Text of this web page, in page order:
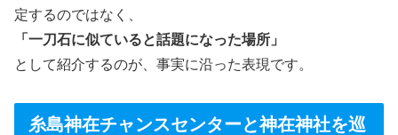
定するのではなく、
「一刀石に似ていると話題になった場所」
として紹介するのが、事実に沿った表現です。
糸島神在チャンスセンターと神在神社を巡